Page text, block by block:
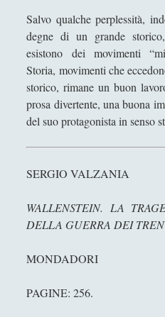
Beyond freedom and
Guerra all'ISIS: Diario
Breccia
Il giudizio morale.
Linguistica Italiana -
carattere di Jean-
Recensione di The
Religione e
Salvo qualche perplessità,
degne di un grande
esistono dei movimenti
Storia, movimenti che
storico, rimane un buon
prosa divertente, una buona
del suo protagonista in senso
SERGIO VALZANIA
WALLENSTEIN. LA
DELLA GUERRA DEI
MONDADORI
PAGINE: 256.